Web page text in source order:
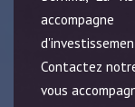
Contactez
vous